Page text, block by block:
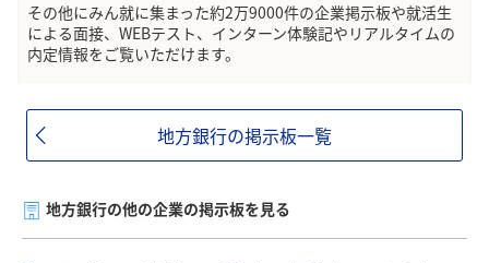
その他にみん就に集まった約2万9000件の企業掲示板や就活生
による面接、WEBテスト、インターン体験記やリアルタイムの
内定情報をご覧いただけます。
地方銀行の掲示板一覧
地方銀行の他の企業の掲示板を見る